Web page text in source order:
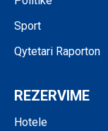
Sport
Qytetari Raporton
REZERVIME
Hotele